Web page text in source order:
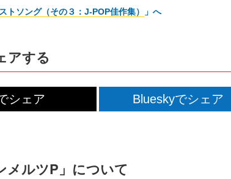
トソング（その３：J-POP佳作集） 」へ
アする
シェア Blueskyでシェア
メルツP」について